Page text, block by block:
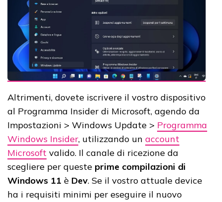
Altrimenti, dovete iscrivere il vostro dispositivo
al Programma Insider di Microsoft, agendo da
Impostazioni > Windows Update > Programma
Windows Insider, utilizzando un account
Microsoft valido. Il canale di ricezione da
scegliere per queste prime compilazioni di
Windows 11 è Dev. Se il vostro attuale device
ha i requisiti minimi per eseguire il nuovo